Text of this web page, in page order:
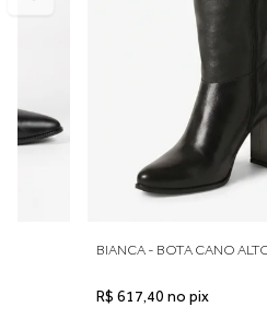
BIANCA - BOTA CANO
R$ 617,40 no pix